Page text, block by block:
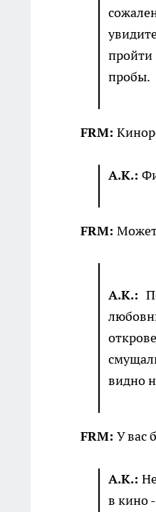
пробы.
FRM:
А.К.:
FRM:
А.К.:
видно
FRM: У вас
А.К.:
в кино